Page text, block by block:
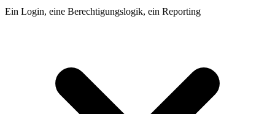
Ein Login, eine Berechtigungslogik, ein Reporting